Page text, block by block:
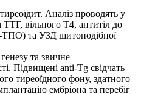
Аналіз проводять у
ТТГ, вільного Т4, антитіл до
ТПО) та УЗД щитоподібної
та звичне
Підвищені anti-Tg свідчать
тиреоїдного фону, здатного
ембріона та перебіг